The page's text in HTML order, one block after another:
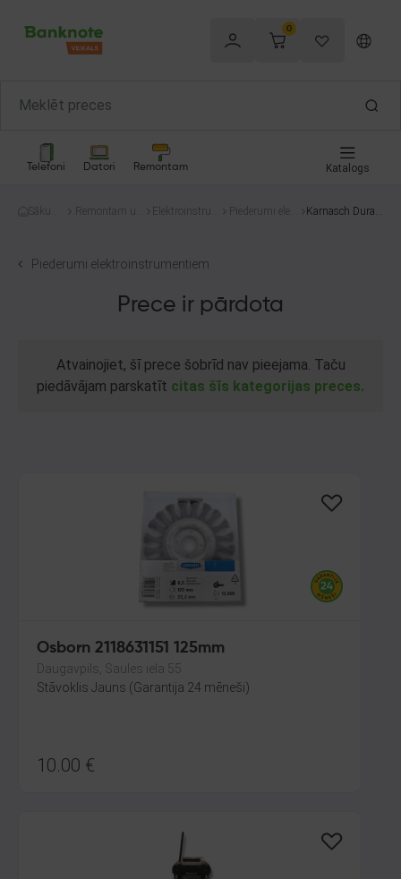
0
Telefoni Datori Remontam Katalogs
Sākum
Remontam un
Elektroinstru
Piederumi elekt
Karnasch Durab
Piederumi elektroinstrumentiem
Prece ir pārdota
Atvainojiet, šī prece šobrīd nav pieejama. Taču
piedāvājam parskatīt citas šīs kategorijas preces.
Osborn 2118631151 125mm
Daugavpils, Saules iela 55
Stāvoklis Jauns (Garantija 24 mēneši)
10.00 €